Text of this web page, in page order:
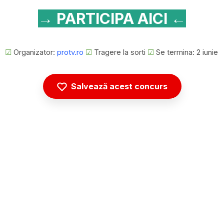
→ PARTICIPA AICI ←
☑ Organizator: protv.ro ☑ Tragere la sorti ☑ Se termina: 2 iunie
Salvează acest concurs